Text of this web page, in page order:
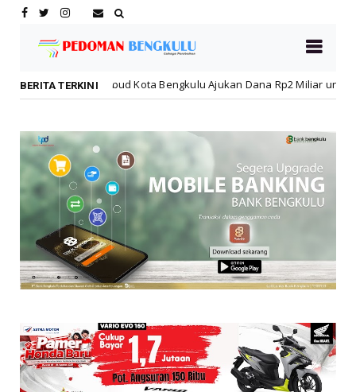
BERITA TERKINI
Dikbud Kota Bengkulu Ajukan Dana Rp2 Miliar untuk Rehabilitasi